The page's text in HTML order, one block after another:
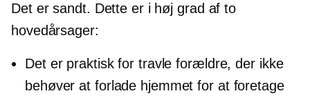
Det er sandt. Dette er i høj grad af to
hovedårsager:
Det er praktisk for travle forældre, der ikke
behøver at forlade hjemmet for at foretage